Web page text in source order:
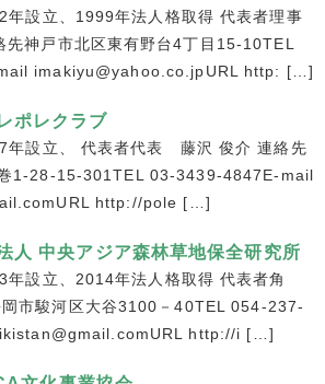
年設立、1999年法人格取得 代表者理事
神戸市北区東有野台4丁目15-10TEL
imakiyu@yahoo.co.jpURL http: […]
ポレクラブ
年設立、 代表者代表 藤沢 俊介 連絡先
1-28-15-301TEL 03-3439-4847E-mail
http://pole […]
人 中央アジア森林草地保全研究所
年設立、2014年法人格取得 代表者角
市駿河区大谷3100－40TEL 054-237-
http://i […]